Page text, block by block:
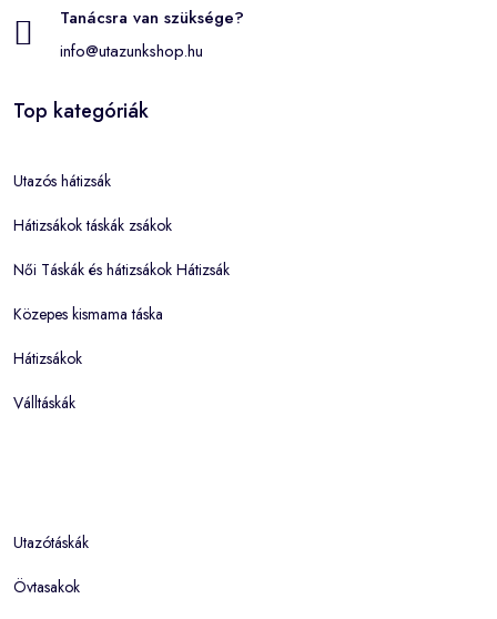
Tanácsra van szüksége?
info@utazunkshop.hu
Top kategóriák
Utazós hátizsák
Hátizsákok táskák zsákok
Női Táskák és hátizsákok Hátizsák
Közepes kismama táska
Hátizsákok
Válltáskák
Utazótáskák
Övtasakok